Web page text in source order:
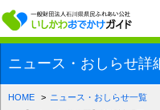
ニュース・おしらせ詳
HOME
ニュース・おしらせ一覧